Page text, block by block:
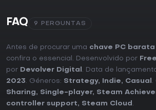
FAQ 9 PERGUNTAS
Antes de procurar uma chave PC barata
confira o essencial. Desenvolvido por
por Devolver Digital . Data de
2023. Géneros: Strategy, Indie, Casual .
Sharing, Single-player, Steam
controller support, Steam Cloud .